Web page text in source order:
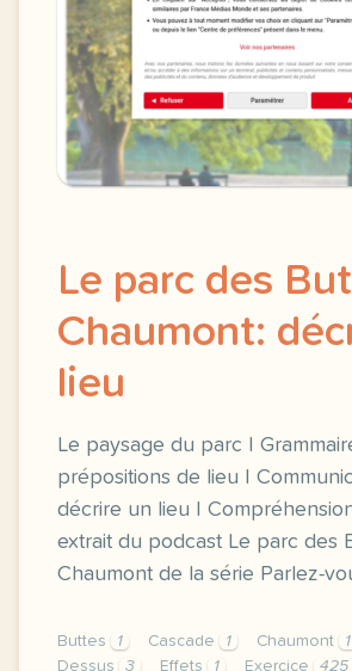
Le parc des
Chaumont:
lieu
Le paysage du parc |
prépositions de lieu |
décrire un lieu |
extrait du podcast Le parc des
Chaumont de la série Parlez-
Buttes 1 Cascade 1 Chaumont 1
Dessus
3 Effets 1 Exercice 425